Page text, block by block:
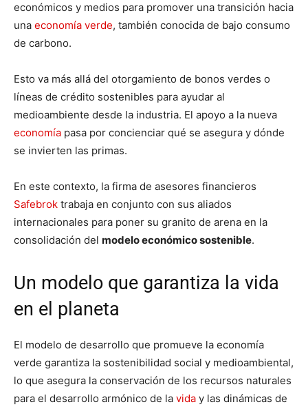
económicos y medios para promover una transición hacia
una econ omía verde, también conocida de bajo consumo
de carbono.
Esto va más allá del otorgamiento de bonos verdes o
líneas de crédito sostenibles para ayudar al
medioambiente desde la industria. El apoyo a la nueva
economía pasa por concienciar qué se asegura y dónde
se invierten las primas.
En este contexto, la firma de asesores financieros
Safebrok trabaja en conjunto con sus aliados
internacionales para poner su granito de arena en la
consolidación del modelo económico sostenible.
Un modelo que garantiza la vida
en el planeta
El modelo de desarrollo que promueve la economía
verde garantiza la sostenibilidad social y medioambiental,
lo que asegura la conservación de los recursos naturales
para el desarrollo armónico de la vida y las dinámicas de